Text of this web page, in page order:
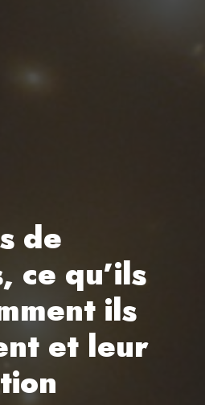
de
ce qu’ils
ils
et leur